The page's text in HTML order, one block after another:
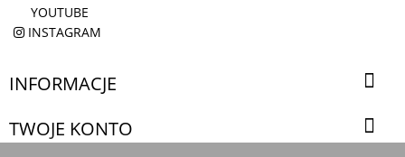
YOUTUBE
INSTAGRAM
INFORMACJE 
TWOJE KONTO 